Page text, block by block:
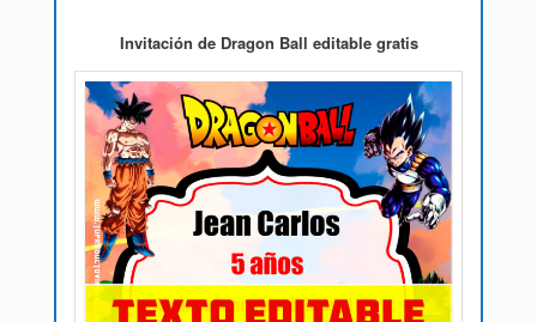
Invitación de Dragon Ball editable gratis